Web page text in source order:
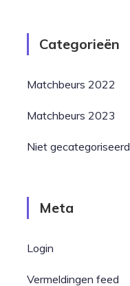
Categorieën
Matchbeurs 2022
Matchbeurs 2023
Niet gecategoriseerd
Meta
Login
Vermeldingen feed